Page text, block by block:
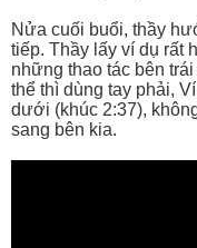
Nửa cuối buổi, thầy
tiếp. Thầy lấy ví dụ rất
những thao tác bên
thể thì dùng tay phải,
dưới (khúc 2:37),
sang bên kia.